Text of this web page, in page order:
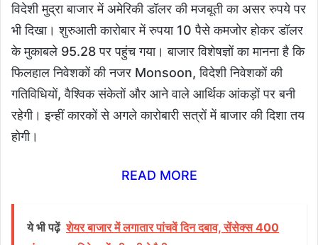
विदेशी मुद्रा बाजार में अमेरिकी डॉलर की मजबूती का असर रुपये पर
भी दिखा। शुरुआती कारोबार में रुपया 10 पैसे कमजोर होकर डॉलर
के मुकाबले 95.28 पर पहुंच गया। बाजार विशेषज्ञों का मानना है कि
फिलहाल निवेशकों की नजर Monsoon, विदेशी निवेशकों की
गतिविधियों, वैश्विक संकेतों और आने वाले आर्थिक आंकड़ों पर बनी
रहेगी। इन्हीं कारकों से अगले कारोबारी सत्रों में बाजार की दिशा तय
होगी।
READ MORE
ये भी पढ़ें शेयर बाजार में लगातार पांचवें दिन दबाव, सेंसेक्स 400